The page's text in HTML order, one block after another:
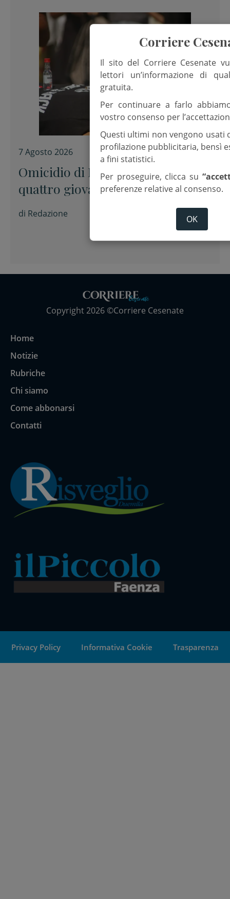
7 Agosto 2026
Omicidio di Pinarella, fermati
quattro giovani per la morte di
Nicola Musiani
di Redazione
Copyright 2026 ©Corriere Cesenate
Home
Notizie
Rubriche
Chi siamo
Come abbonarsi
Contatti
Privacy Policy Informativa Cookie Trasparenza
Corriere
Il sito del Corriere Cesenate
lettori un’informazione di
gratuita.
Per continuare a farlo
vostro consenso per
Questi ultimi non vengono usati
profilazione pubblicitaria, bensì
a fini statistici.
Per proseguire, clicca su
preferenze relative al consenso.
OK